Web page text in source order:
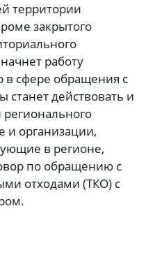
территории
закрытого
работу
в сфере обращения с
станет действовать и
и организации,
в регионе,
по обращению с
отходами (ТКО) с